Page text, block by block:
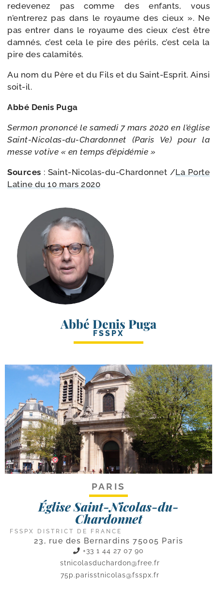
rede­ve­nez pas comme des enfants, vous
n’entrerez pas dans le royaume des cieux ». Ne
pas entrer dans le royaume des cieux c’est être
dam­nés, c’est cela le pire des périls, c’est cela la
pire des calamités.
Au nom du Père et du Fils et du Saint-​Esprit. Ainsi
soit-il.
Abbé Denis Puga
Sermon pro­non­cé le same­di 7 mars 2020 en l’église
Saint-​Nicolas-​du-​Chardonnet (Paris Ve) pour la
messe votive « en temps d’épidémie »
Sources : Saint-​Nicolas-​du-​Chardonnet /​La Porte
Latine du 10 mars 2020
Abbé Denis Puga
FSSPX
PARIS
Église Saint-Nicolas-du-
Chardonnet
FSSPX DISTRICT DE FRANCE
23, rue des Bernardins 75005 Paris
+33 1 44 27 07 90
stnicolasduchardon@free.fr
75p.parisstnicolas@fsspx.fr